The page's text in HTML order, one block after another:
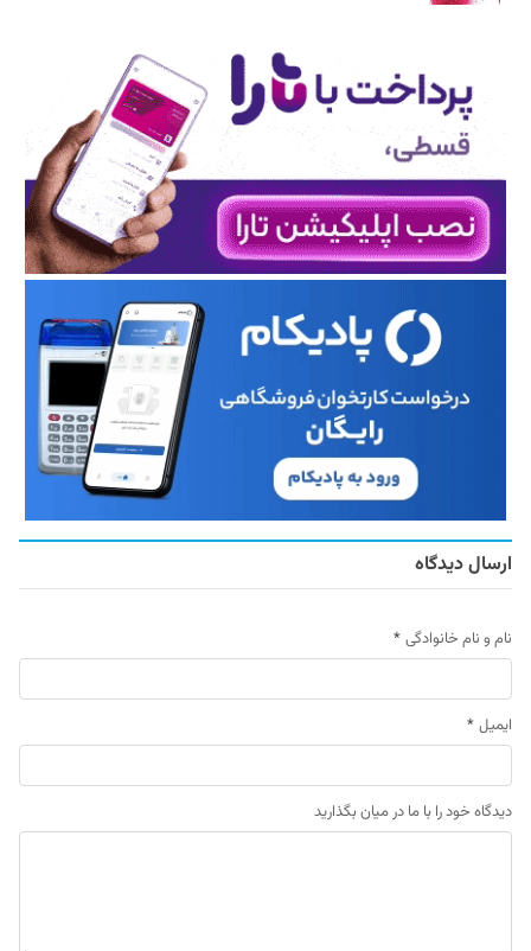
ارسال دیدگاه
نام و نام خانوادگی *
ایمیل *
دیدگاه خود را با ما در میان بگذارید